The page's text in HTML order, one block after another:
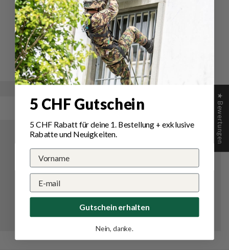
Schreiben Sie die erste Bewertung
Schreibe
eine
Bewertung
Eine
Frage
stellen
★ Bewertungen
5 CHF Gutschein
5 CHF Rabatt für deine 1. Bestellung+ exklusive
Rabatte und Neuigkeiten.
Gutschein erhalten
Nein, danke.